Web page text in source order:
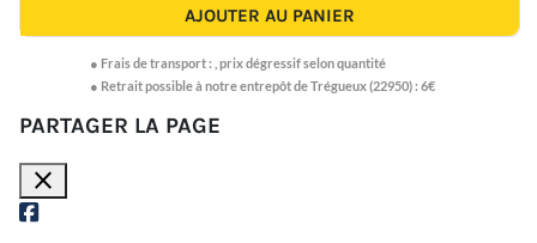
AJOUTER AU PANIER
● Frais de transport : prix dégressif selon quantité
● Retrait possible à notre entrepôt de Trégueux (22950) : 6€
PARTAGER LA PAGE
close